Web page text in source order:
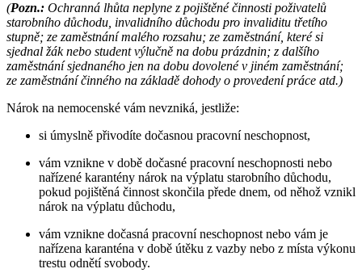
(Pozn.: Ochranná lhůta neplyne z pojištěné činnosti poživatelů
starobního důchodu, invalidního důchodu pro invaliditu třetího
stupně; ze zaměstnání malého rozsahu; ze zaměstnání, které si
sjednal žák nebo student výlučně na dobu prázdnin; z dalšího
zaměstnání sjednaného jen na dobu dovolené v jiném zaměstnání;
ze zaměstnání činného na základě dohody o provedení práce atd.)
Nárok na nemocenské vám nevzniká, jestliže:
si úmyslně přivodíte dočasnou pracovní neschopnost,
vám vznikne v době dočasné pracovní neschopnosti nebo
nařízené karantény nárok na výplatu starobního důchodu,
pokud pojištěná činnost skončila přede dnem, od něhož vznikl
nárok na výplatu důchodu,
vám vznikne dočasná pracovní neschopnost nebo vám je
nařízena karanténa v době útěku z vazby nebo z místa výkonu
trestu odnětí svobody.